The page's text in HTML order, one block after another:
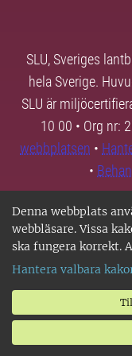
Denna webbplats
webbläsare. Vissa
ska fungera korrekt.
Hantera valbara
SLU, Sveriges
hela Sverige.
SLU är
10 00 • Org nr:
webbplatsen •
•